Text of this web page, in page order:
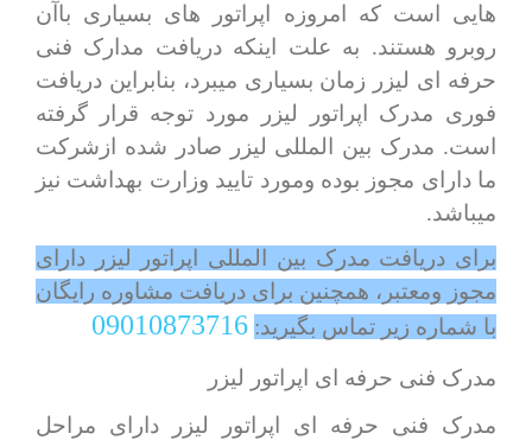
هایی است که امروزه اپراتور های بسیاری باآن
روبرو هستند. به علت اینکه دریافت مدارک فنی
حرفه ای لیزر زمان بسیاری میبرد، بنابراین دریافت
فوری مدرک اپراتور لیزر مورد توجه قرار گرفته
است. مدرک بین المللی لیزر صادر شده ازشرکت
ما دارای مجوز بوده ومورد تایید وزارت بهداشت نیز
میباشد.
برای دریافت مدرک بین المللی اپراتور لیزر دارای
مجوز ومعتبر، همچنین برای دریافت مشاوره رایگان
با شماره زیر تماس بگیرید: 09010873716
مدرک فنی حرفه ای اپراتور لیزر
مدرک فنی حرفه ای اپراتور لیزر دارای مراحل